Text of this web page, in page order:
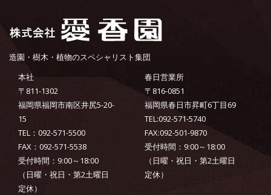
造園・樹木・植物のスペシャリスト集団
本社
〒811-1302
福岡県福岡市南区井尻5-20-
15
TEL：092-571-5500
FAX：092-571-5538
受付時間：9:00～18:00
（日曜・祝日・第2土曜日
定休）
春日営業所
〒816-0851
福岡県春日市昇町6丁目69
TEL:092-571-5740
FAX:092-501-9870
受付時間：9:00～18:00
（日曜・祝日・第2土曜日
定休）